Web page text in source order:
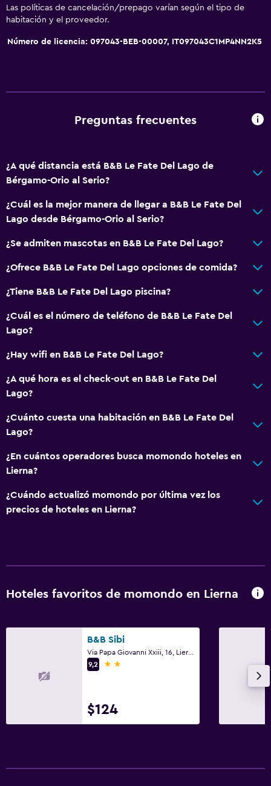
Las políticas de cancelación/prepago varían según el tipo de
habitación y el proveedor.
Número de licencia: 097043-BEB-00007, IT097043C1MP4NN2K5
Preguntas frecuentes
¿A qué distancia está B&B Le Fate Del Lago de
Bérgamo-Orio al Serio?
¿Cuál es la mejor manera de llegar a B&B Le Fate Del
Lago desde Bérgamo-Orio al Serio?
¿Se admiten mascotas en B&B Le Fate Del Lago?
¿Ofrece B&B Le Fate Del Lago opciones de comida?
¿Tiene B&B Le Fate Del Lago piscina?
¿Cuál es el número de teléfono de B&B Le Fate Del
Lago?
¿Hay wifi en B&B Le Fate Del Lago?
¿A qué hora es el check-out en B&B Le Fate Del
Lago?
¿Cuánto cuesta una habitación en B&B Le Fate Del
Lago?
¿En cuántos operadores busca momondo hoteles en
Lierna?
¿Cuándo actualizó momondo por última vez los
precios de hoteles en Lierna?
Hoteles favoritos de momondo en Lierna
B&B Sibi
Via Papa Giovanni Xxiii, 16, Lierna, Lecco
9,2
2 estrellas
$124